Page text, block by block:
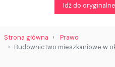
Idź do
Strona główna
Prawo
Budownictwo mieszkaniowe w